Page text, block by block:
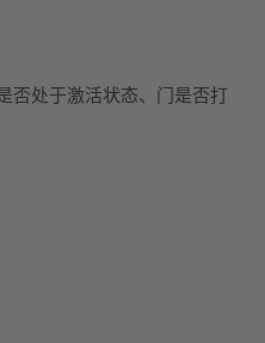
否处于激活状态、门是否打